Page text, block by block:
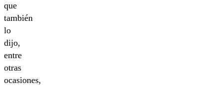
que
también
lo
dijo,
entre
otras
ocasiones,